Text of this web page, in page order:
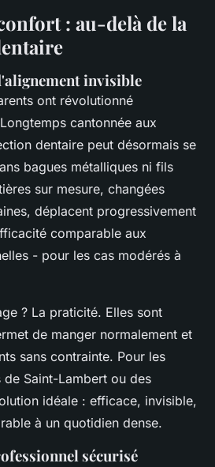
: au-delà de la
invisible
ont révolutionné
cantonnée aux
dentaire peut désormais se
bagues métalliques ni fils
sur mesure, changées
déplacent progressivement
comparable aux
- pour les cas modérés à
? La praticité. Elles sont
de manger normalement et
sans contrainte. Pour les
Saint-Lambert ou des
idéale : efficace, invisible,
à un quotidien dense.
sécurisé